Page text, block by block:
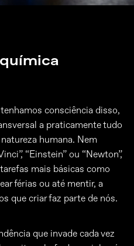
consciência disso,
a praticamente tudo
humana. Nem
“Einstein” ou “Newton”,
mais básicas como
férias ou até mentir, a
que criar faz parte de nós.
que invade cada vez